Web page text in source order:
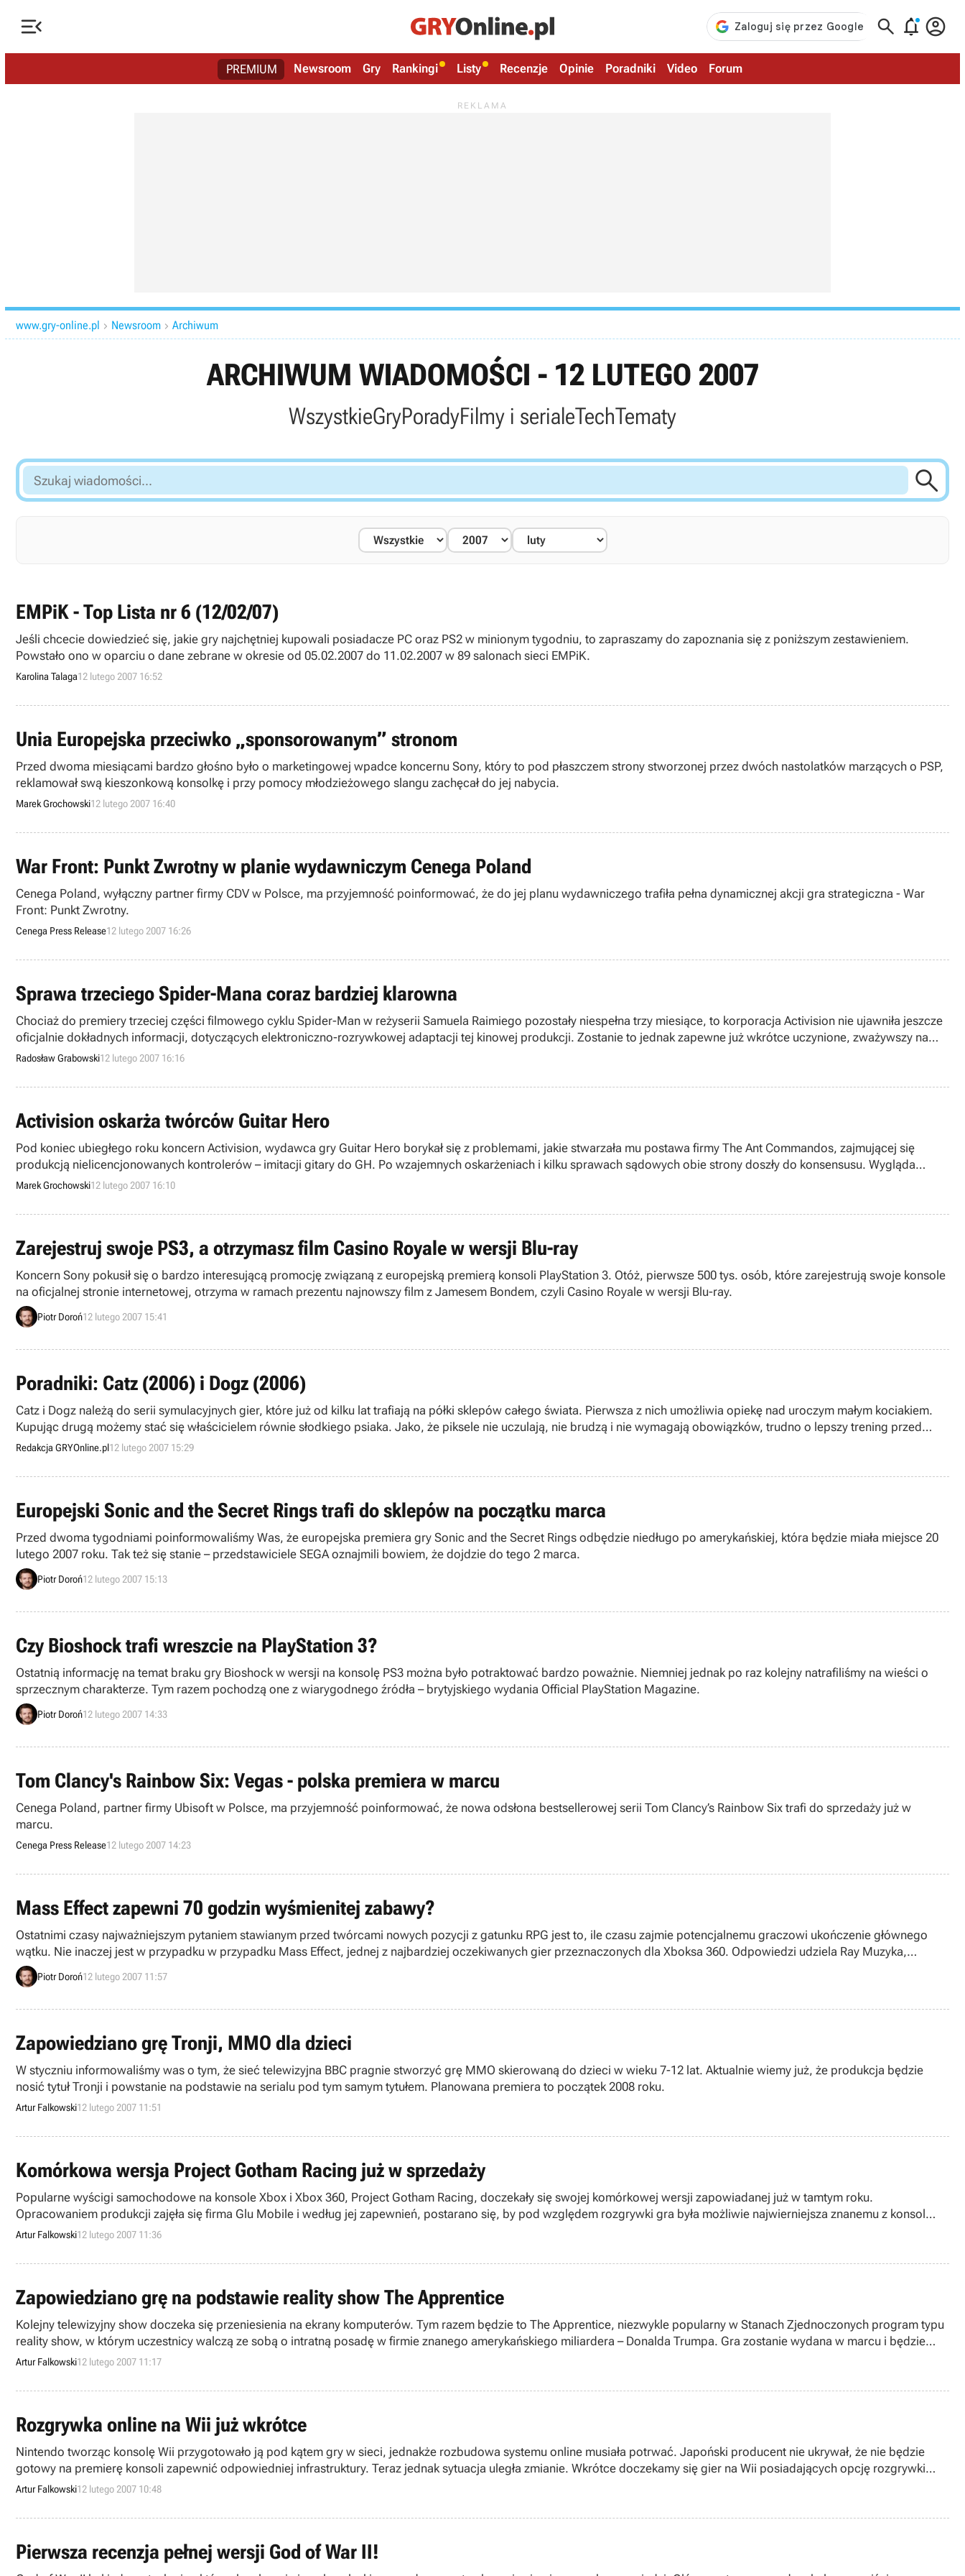
   
PREMIUM Newsroom Gry Rankingi Listy Recenzje Opinie Poradniki Video Forum
www.gry-online.pl  Newsroom  Archiwum
ARCHIWUM WIADOMOŚCI - 12 LUTEGO 2007
WszystkieGryPoradyFilmy i serialeTechTematy
Szukaj
wiadomości...

EMPiK - Top Lista nr 6 (12/02/07)
Jeśli chcecie dowiedzieć się, jakie gry najchętniej kupowali posiadacze PC oraz PS2 w minionym tygodniu, to zapraszamy do zapoznania się z poniższym zestawieniem.
Powstało ono w oparciu o dane zebrane w okresie od 05.02.2007 do 11.02.2007 w 89 salonach sieci EMPiK.
Karolina Talaga12 lutego 2007 16:52
Unia Europejska przeciwko „sponsorowanym” stronom
Przed dwoma miesiącami bardzo głośno było o marketingowej wpadce koncernu Sony, który to pod płaszczem strony stworzonej przez dwóch nastolatków marzących o PSP,
reklamował swą kieszonkową konsolkę i przy pomocy młodzieżowego slangu zachęcał do jej nabycia.
Marek Grochowski12 lutego 2007 16:40
War Front: Punkt Zwrotny w planie wydawniczym Cenega Poland
Cenega Poland, wyłączny partner firmy CDV w Polsce, ma przyjemność poinformować, że do jej planu wydawniczego trafiła pełna dynamicznej akcji gra strategiczna - War
Front: Punkt Zwrotny.
Cenega Press Release12 lutego 2007 16:26
Sprawa trzeciego Spider-Mana coraz bardziej klarowna
Chociaż do premiery trzeciej części filmowego cyklu Spider-Man w reżyserii Samuela Raimiego pozostały niespełna trzy miesiące, to korporacja Activision nie ujawniła jeszcze
oficjalnie dokładnych informacji, dotyczących elektroniczno-rozrywkowej adaptacji tej kinowej produkcji. Zostanie to jednak zapewne już wkrótce uczynione, zważywszy na
zawartość bazy danych na witrynie Electronics Boutique.
Radosław Grabowski12 lutego 2007 16:16
Activision oskarża twórców Guitar Hero
Pod koniec ubiegłego roku koncern Activision, wydawca gry Guitar Hero borykał się z problemami, jakie stwarzała mu postawa firmy The Ant Commandos, zajmującej się
produkcją nielicencjonowanych kontrolerów – imitacji gitary do GH. Po wzajemnych oskarżeniach i kilku sprawach sądowych obie strony doszły do konsensusu. Wygląda
jednak na to, że wypracowany z trudem kompromis znów zostanie zburzony.
Marek Grochowski12 lutego 2007 16:10
Zarejestruj swoje PS3, a otrzymasz film Casino Royale w wersji Blu-ray
Koncern Sony pokusił się o bardzo interesującą promocję związaną z europejską premierą konsoli PlayStation 3. Otóż, pierwsze 500 tys. osób, które zarejestrują swoje konsole
na oficjalnej stronie internetowej, otrzyma w ramach prezentu najnowszy film z Jamesem Bondem, czyli Casino Royale w wersji Blu-ray.
Piotr Doroń12 lutego 2007 15:41
Poradniki: Catz (2006) i Dogz (2006)
Catz i Dogz należą do serii symulacyjnych gier, które już od kilku lat trafiają na półki sklepów całego świata. Pierwsza z nich umożliwia opiekę nad uroczym małym kociakiem.
Kupując drugą możemy stać się właścicielem równie słodkiego psiaka. Jako, że piksele nie uczulają, nie brudzą i nie wymagają obowiązków, trudno o lepszy trening przed
prawdziwą puchatą adopcją lub o lepszy środek do uspokojenia dziecka opętanego myślą o włochatej kulce.
Redakcja GRYOnline.pl12 lutego 2007 15:29
Europejski Sonic and the Secret Rings trafi do sklepów na początku marca
Przed dwoma tygodniami poinformowaliśmy Was, że europejska premiera gry Sonic and the Secret Rings odbędzie niedługo po amerykańskiej, która będzie miała miejsce 20
lutego 2007 roku. Tak też się stanie – przedstawiciele SEGA oznajmili bowiem, że dojdzie do tego 2 marca.
Piotr Doroń12 lutego 2007 15:13
Czy Bioshock trafi wreszcie na PlayStation 3?
Ostatnią informację na temat braku gry Bioshock w wersji na konsolę PS3 można było potraktować bardzo poważnie. Niemniej jednak po raz kolejny natrafiliśmy na wieści o
sprzecznym charakterze. Tym razem pochodzą one z wiarygodnego źródła – brytyjskiego wydania Official PlayStation Magazine.
Piotr Doroń12 lutego 2007 14:33
Tom Clancy's Rainbow Six: Vegas - polska premiera w marcu
Cenega Poland, partner firmy Ubisoft w Polsce, ma przyjemność poinformować, że nowa odsłona bestsellerowej serii Tom Clancy’s Rainbow Six trafi do sprzedaży już w
marcu.
Cenega Press Release12 lutego 2007 14:23
Mass Effect zapewni 70 godzin wyśmienitej zabawy?
Ostatnimi czasy najważniejszym pytaniem stawianym przed twórcami nowych pozycji z gatunku RPG jest to, ile czasu zajmie potencjalnemu graczowi ukończenie głównego
wątku. Nie inaczej jest w przypadku w przypadku Mass Effect, jednej z najbardziej oczekiwanych gier przeznaczonych dla Xboksa 360. Odpowiedzi udziela Ray Muzyka,
wiceprezes producenta ME, firmy BioWare.
Piotr Doroń12 lutego 2007 11:57
Zapowiedziano grę Tronji, MMO dla dzieci
W styczniu informowaliśmy was o tym, że sieć telewizyjna BBC pragnie stworzyć grę MMO skierowaną do dzieci w wieku 7-12 lat. Aktualnie wiemy już, że produkcja będzie
nosić tytuł Tronji i powstanie na podstawie na serialu pod tym samym tytułem. Planowana premiera to początek 2008 roku.
Artur Falkowski12 lutego 2007 11:51
Komórkowa wersja Project Gotham Racing już w sprzedaży
Popularne wyścigi samochodowe na konsole Xbox i Xbox 360, Project Gotham Racing, doczekały się swojej komórkowej wersji zapowiadanej już w tamtym roku.
Opracowaniem produkcji zajęła się firma Glu Mobile i według jej zapewnień, postarano się, by pod względem rozgrywki gra była możliwie najwierniejsza znanemu z konsol
Microsoftu oryginałowi.
Artur Falkowski12 lutego 2007 11:36
Zapowiedziano grę na podstawie reality show The Apprentice
Kolejny telewizyjny show doczeka się przeniesienia na ekrany komputerów. Tym razem będzie to The Apprentice, niezwykle popularny w Stanach Zjednoczonych program typu
reality show, w którym uczestnicy walczą ze sobą o intratną posadę w firmie znanego amerykańskiego miliardera – Donalda Trumpa. Gra zostanie wydana w marcu i będzie
rozpowszechniana zarówno w wersji pudełkowej, jak i w e-dystrybucji.
Artur Falkowski12 lutego 2007 11:17
Rozgrywka online na Wii już wkrótce
Nintendo tworząc konsolę Wii przygotowało ją pod kątem gry w sieci, jednakże rozbudowa systemu online musiała potrwać. Japoński producent nie ukrywał, że nie będzie
gotowy na premierę konsoli zapewnić odpowiedniej infrastruktury. Teraz jednak sytuacja uległa zmianie. Wkrótce doczekamy się gier na Wii posiadających opcję rozgrywki
online.
Artur Falkowski12 lutego 2007 10:48
Pierwsza recenzja pełnej wersji God of War II!